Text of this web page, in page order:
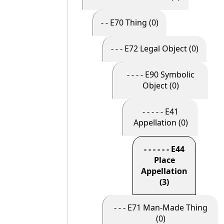
- - E70 Thing (0)
- - - E72 Legal Object (0)
- - - - E90 Symbolic
Object (0)
- - - - - E41
Appellation (0)
- - - - - - E44
Place
Appellation
(3)
- - - E71 Man-Made Thing
(0)